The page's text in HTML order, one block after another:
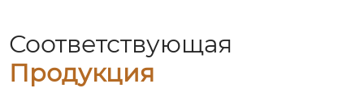
Соответствующая
Продукция